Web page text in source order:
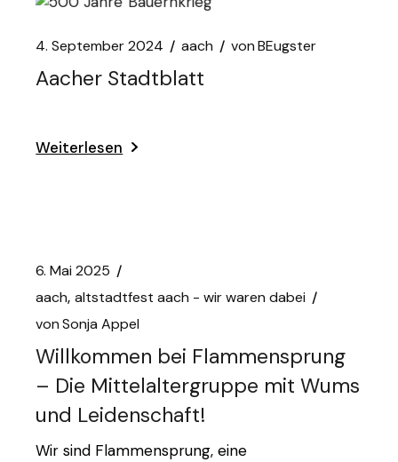
4. September 2024 aach von BEugster
Aacher Stadtblatt
Weiterlesen
6. Mai 2025
aach altstadtfest aach - wir waren dabei
von Sonja Appel
Willkommen bei Flammensprung
– Die Mittelaltergruppe mit Wums
und Leidenschaft!
Wir sind Flammensprung, eine